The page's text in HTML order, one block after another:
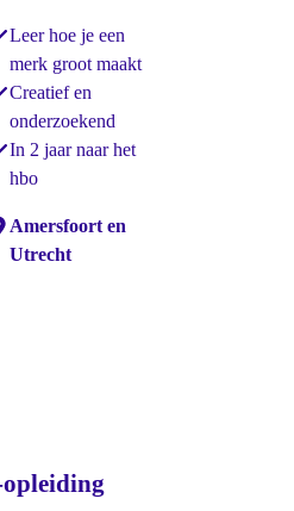
Leer hoe je een
merk groot maakt
Creatief en
onderzoekend
In 2 jaar naar het
hbo
Amersfoort en
Utrecht